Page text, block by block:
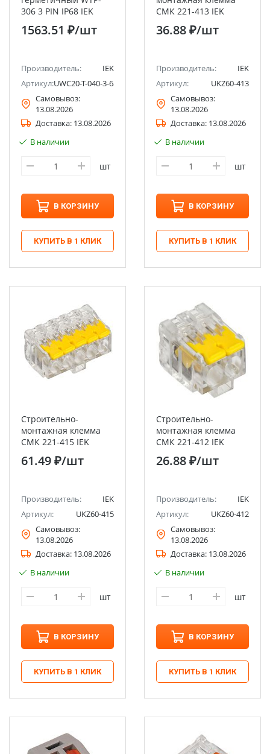
306 3 PIN IP68 IEK
1563.51 ₽/шт
Производитель:
IEK
Артикул:UWC20-T-040-3-68
Самовывоз:
13.08.2026
Доставка: 13.08.2026
В наличии
шт
В КОРЗИНУ
КУПИТЬ В 1 КЛИК
СМК 221-413 IEK
36.88 ₽/шт
Производитель:
IEK
Артикул:
UKZ60-413
Самовывоз:
13.08.2026
Доставка: 13.08.2026
В наличии
шт
В КОРЗИНУ
КУПИТЬ В 1 КЛИК
Строительно-
монтажная клемма
СМК 221-415 IEK
61.49 ₽/шт
Производитель:
IEK
Артикул:
UKZ60-415
Самовывоз:
13.08.2026
Доставка: 13.08.2026
В наличии
шт
В КОРЗИНУ
КУПИТЬ В 1 КЛИК
Строительно-
монтажная клемма
СМК 221-412 IEK
26.88 ₽/шт
Производитель:
IEK
Артикул:
UKZ60-412
Самовывоз:
13.08.2026
Доставка: 13.08.2026
В наличии
шт
В КОРЗИНУ
КУПИТЬ В 1 КЛИК